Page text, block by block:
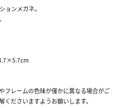
ョンメガネ。
フレームの色味が僅かに異なる場合がご
くださいますようお願いします。